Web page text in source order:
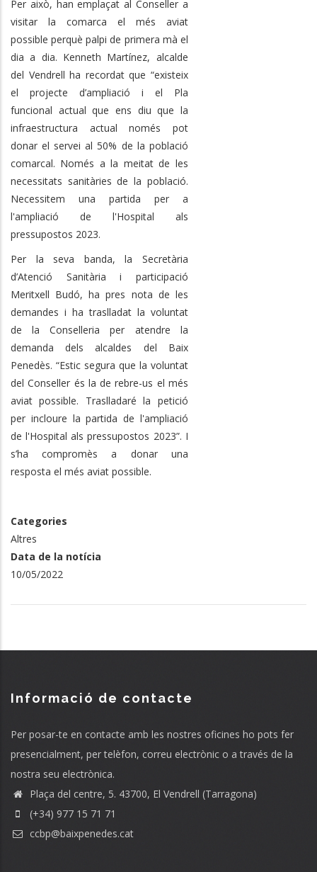
Per això, han emplaçat al Conseller a
visitar la comarca el més aviat
possible perquè palpi de primera mà el
dia a dia. Kenneth Martínez, alcalde
del Vendrell ha recordat que “existeix
el projecte d’ampliació i el Pla
funcional actual que ens diu que la
infraestructura actual només pot
donar el servei al 50% de la població
comarcal. Només a la meitat de les
necessitats sanitàries de la població.
Necessitem una partida per a
l'ampliació de l'Hospital als
pressupostos 2023.
Per la seva banda, la Secretària
d’Atenció Sanitària i participació
Meritxell Budó, ha pres nota de les
demandes i ha traslladat la voluntat
de la Conselleria per atendre la
demanda dels alcaldes del Baix
Penedès. “Estic segura que la voluntat
del Conseller és la de rebre-us el més
aviat possible. Traslladaré la petició
per incloure la partida de l'ampliació
de l'Hospital als pressupostos 2023”. I
s’ha compromès a donar una
resposta el més aviat possible.
Categories
Altres
Data de la notícia
10/05/2022
Informació de contacte
Per posar-te en contacte amb les nostres oficines ho pots fer
presencialment, per telèfon, correu electrònic o a través de la
nostra seu electrònica.
Plaça del centre, 5. 43700, El Vendrell (Tarragona)
(+34) 977 15 71 71
ccbp@baixpenedes.cat